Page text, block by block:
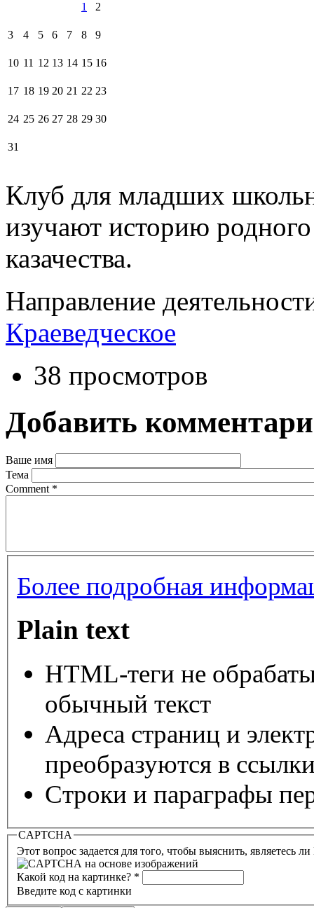
1 2
3 4 5 6 7 8 9
10 11 12 13 14 15 16
17 18 19 20 21 22 23
24 25 26 27 28 29 30
31
Клуб для младших
изучают историю родного
казачества.
Направление
Краеведческое
38 просмотров
Добавить
Ваше имя
Тема
Comment *
Более подробная
Plain text
HTML-теги не
обычный текст
Адреса страниц и
преобразуются в
Строки и параграфы
CAPTCHA
Этот вопрос задается для того, чтобы выяснить, являетесь
Какой код на картинке? *
Введите код с картинки